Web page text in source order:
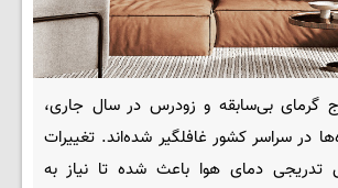
گرمای بی‌سابقه و زودرس در سال جاری،
در سراسر کشور غافلگیر شده‌اند. تغییرات
تدریجی دمای هوا باعث شده تا نیاز به